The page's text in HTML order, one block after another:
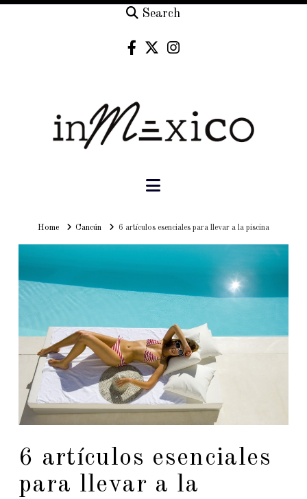
Search
Navigation
HomeHomeCancún 6 artículos esenciales para llevar a la piscina
6 artículos esenciales
para llevar a la